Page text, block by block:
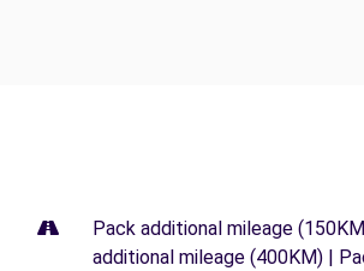
Pack additional mileage
additional mileage (400KM) |